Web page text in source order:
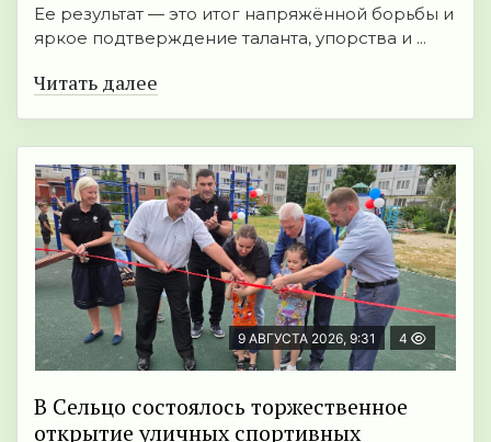
Ее результат — это итог напряжённой борьбы и
яркое подтверждение таланта, упорства и ...
Читать далее
9 АВГУСТА 2026, 9:31 4
В Сельцо состоялось торжественное
открытие уличных спортивных